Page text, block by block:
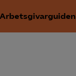
Arbetsgivarguiden